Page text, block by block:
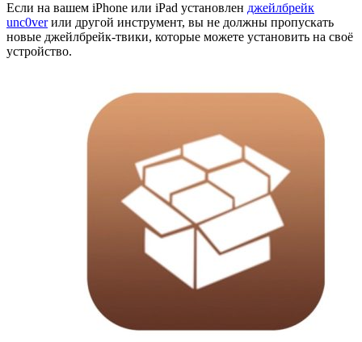
Если на вашем iPhone или iPad установлен джейлбрейк
unc0verили другой инструмент, вы не должны пропускать
новые джейлбрейк-твики, которые можете установить на своё
устройство.